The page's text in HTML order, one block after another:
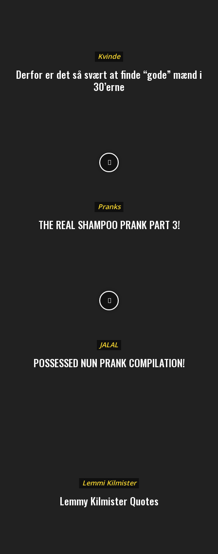
Kvinde
Derfor er det så svært at finde “gode” mænd i
30’erne
Pranks
THE REAL SHAMPOO PRANK PART 3!
JALAL
POSSESSED NUN PRANK COMPILATION!
Lemmi Kilmister
Lemmy Kilmister Quotes